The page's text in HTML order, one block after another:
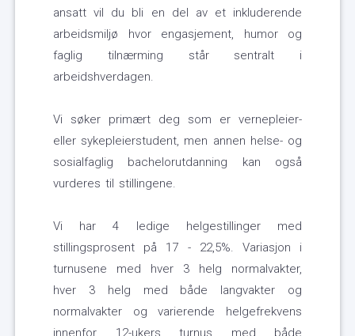
ansatt vil du bli en del av et inkluderende
arbeidsmiljø hvor engasjement, humor og
faglig tilnærming står sentralt i
arbeidshverdagen.
Vi søker primært deg som er vernepleier-
eller sykepleierstudent, men annen helse- og
sosialfaglig bachelorutdanning kan også
vurderes til stillingene.
Vi har 4 ledige helgestillinger med
stillingsprosent på 17 - 22,5%. Variasjon i
turnusene med hver 3 helg normalvakter,
hver 3 helg med både langvakter og
normalvakter og varierende helgefrekvens
innenfor 12-ukers turnus med både